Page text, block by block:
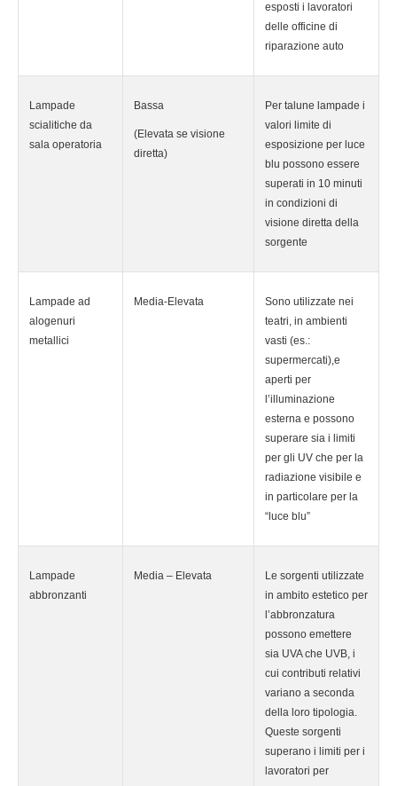
esposti i lavoratori
delle officine di
riparazione auto
Lampade
scialitiche da
sala operatoria
Bassa
(Elevata se visione
diretta)
Per talune lampade i
valori limite di
esposizione per luce
blu possono essere
superati in 10 minuti
in condizioni di
visione diretta della
sorgente
Lampade ad
alogenuri
metallici
Media-Elevata
Sono utilizzate nei
teatri, in ambienti
vasti (es.:
supermercati),e
aperti per
l’illuminazione
esterna e possono
superare sia i limiti
per gli UV che per la
radiazione visibile e
in particolare per la
“luce blu”
Lampade
abbronzanti
Media – Elevata
Le sorgenti utilizzate
in ambito estetico per
l’abbronzatura
possono emettere
sia UVA che UVB, i
cui contributi relativi
variano a seconda
della loro tipologia.
Queste sorgenti
superano i limiti per i
lavoratori per